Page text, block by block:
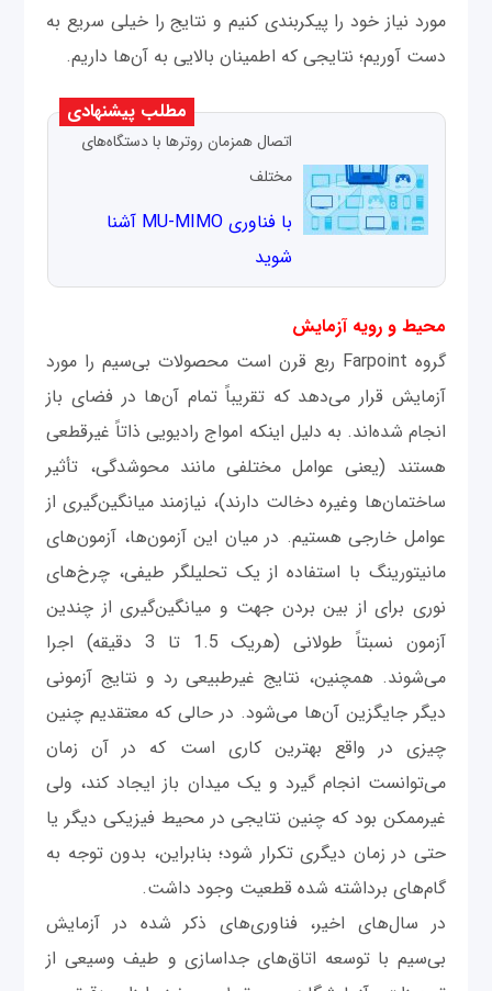
مورد نیاز خود را پیکربندی کنیم و نتایج را خیلی سریع به
دست آوریم؛ نتایجی که اطمینان بالایی به آن‌ها داریم.
مطلب پیشنهادی
اتصال همزمان روترها با دستگاه‌های
مختلف
با فناوری MU-MIMO آشنا
شوید
محیط و رویه آزمایش
گروه Farpoint ربع قرن است محصولات بی‌سیم را مورد
آزمایش قرار می‌دهد که تقریباً تمام آن‌ها در فضای باز
انجام شده‌‌اند. به دلیل اینکه امواج رادیویی ذاتاً غیرقطعی
هستند (یعنی عوامل مختلفی مانند محوشدگی، تأثیر
ساختمان‌ها وغیره دخالت دارند)، نیازمند میانگین‌گیری از
عوامل خارجی هستیم. در میان این آزمون‌ها، آزمون‌های
مانیتورینگ با استفاده از یک تحلیلگر طیفی، چرخ‌های
نوری برای از بین بردن جهت و میانگین‌گیری از چندین
آزمون نسبتاً طولانی (هریک 1.5 تا 3 دقیقه) اجرا
می‌شوند. همچنین، نتایج غیرطبیعی رد و نتایج آزمونی
دیگر جایگزین آن‌ها می‌شود. در حالی که معتقدیم چنین
چیزی در واقع بهترین کاری است که در آن زمان
می‌توانست انجام گیرد و یک میدان باز ایجاد کند، ولی
غیرممکن بود که چنین نتایجی در محیط فیزیکی دیگر یا
حتی در زمان دیگری تکرار شود؛ بنابراین، بدون توجه به
گام‌های برداشته شده قطعیت وجود داشت.
در سال‌های اخیر، فناوری‌های ذکر شده در آزمایش
بی‌سیم با توسعه اتاق‌های جداسازی و طیف وسیعی از